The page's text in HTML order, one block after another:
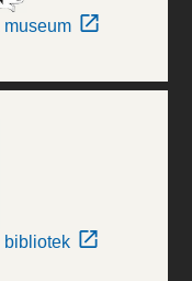
museum
bibliotek